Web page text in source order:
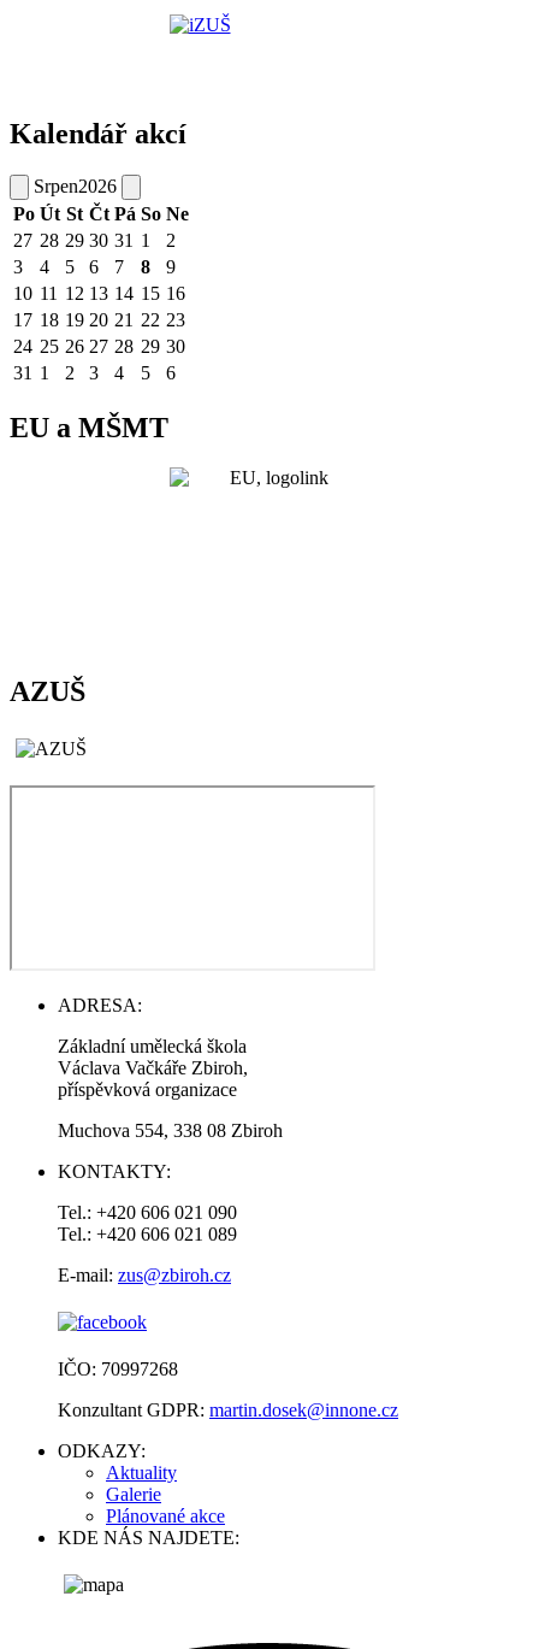
Kalendář akcí
Srpen2026
Po Út St Čt Pá So Ne
27 28 29 30 31 1
2
3
4 5 6 7 8
9
10 11 12 13 14 15 16
17 18 19 20 21 22 23
24 25 26 27 28 29 30
31 1 2 3 4 5 6
EU a MŠMT
AZUŠ
ADRESA:
Základní umělecká škola
Václava Vačkáře Zbiroh,
příspěvková organizace
Muchova 554, 338 08 Zbiroh
KONTAKTY:
Tel.: +420 606 021 090
Tel.: +420 606 021 089
E-mail: zus@zbiroh.cz
IČO: 70997268
Konzultant GDPR: martin.dosek@innone.cz
ODKAZY:
Aktuality
Galerie
Plánované akce
KDE NÁS NAJDETE: